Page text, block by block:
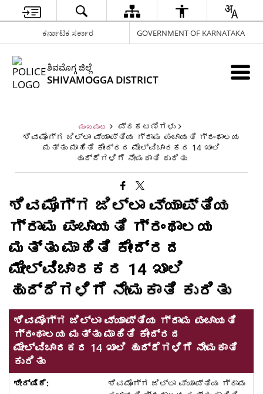
ಕರ್ನಾಟಕ ಸರ್ಕಾರ GOVERNMENT OF KARNATAKA
ಶಿವಮೊಗ್ಗ ಜಿಲ್ಲೆ
SHIVAMOGGA DISTRICT
ಮುಖಪುಟ
ಪ್ರಕಟಣೆಗಳು
ಶಿವಮೊಗ್ಗ ಜಿಲ್ಲಾ ವ್ಯಾಪ್ತಿಯ ಗ್ರಾಮ ಪಂಚಾಯತಿ ಗ್ರಂಥಾಲಯ
ಮತ್ತು ಮಾಹಿತಿ ಕೇಂದ್ರದ ಮೇಲ್ವಿಚಾರಕರ 14 ಖಾಲಿ
ಹುದ್ದೆಗಳಿಗೆ ನೇಮಕಾತಿ ಕುರಿತು
ಶಿವಮೊಗ್ಗ ಜಿಲ್ಲಾ ವ್ಯಾಪ್ತಿಯ
ಗ್ರಾಮ ಪಂಚಾಯತಿ ಗ್ರಂಥಾಲಯ
ಮತ್ತು ಮಾಹಿತಿ ಕೇಂದ್ರದ
ಮೇಲ್ವಿಚಾರಕರ 14 ಖಾಲಿ
ಹುದ್ದೆಗಳಿಗೆ ನೇಮಕಾತಿ ಕುರಿತು
ಶಿವಮೊಗ್ಗ ಜಿಲ್ಲಾ ವ್ಯಾಪ್ತಿಯ ಗ್ರಾಮ ಪಂಚಾಯತಿ
ಗ್ರಂಥಾಲಯ ಮತ್ತು ಮಾಹಿತಿ ಕೇಂದ್ರದ
ಮೇಲ್ವಿಚಾರಕರ 14 ಖಾಲಿ ಹುದ್ದೆಗಳಿಗೆ ನೇಮಕಾತಿ
ಕುರಿತು
ಶಿವಮೊಗ್ಗ ಜಿಲ್ಲಾ ವ್ಯಾಪ್ತಿಯ ಗ್ರಾಮ